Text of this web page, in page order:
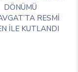
DÖNÜMÜ
RESMİ
İLE KUTLANDI